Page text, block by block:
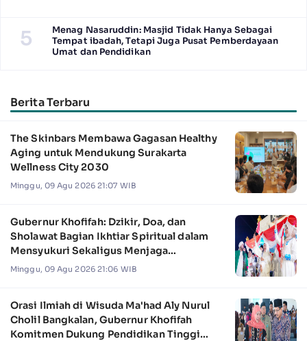
5
Menag Nasaruddin: Masjid Tidak Hanya Sebagai
Tempat ibadah, Tetapi Juga Pusat Pemberdayaan
Umat dan Pendidikan
Berita Terbaru
The Skinbars Membawa Gagasan Healthy
Aging untuk Mendukung Surakarta
Wellness City 2030
Minggu, 09 Agu 2026 21:07 WIB
Gubernur Khofifah: Dzikir, Doa, dan
Sholawat Bagian Ikhtiar Spiritual dalam
Mensyukuri Sekaligus Menjaga
Kemerdekaan RI
Minggu, 09 Agu 2026 21:06 WIB
Orasi Ilmiah di Wisuda Ma'had Aly Nurul
Cholil Bangkalan, Gubernur Khofifah
Komitmen Dukung Pendidikan Tinggi